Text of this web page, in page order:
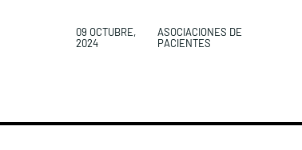
09 OCTUBRE,
2024
ASOCIACIONES DE
PACIENTES